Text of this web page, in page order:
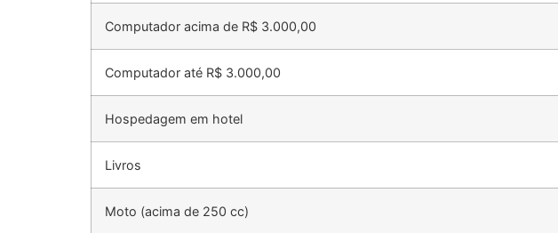
Computador acima de R$ 3.000,00
Computador até R$ 3.000,00
Hospedagem em hotel
Livros
Moto (acima de 250 cc)